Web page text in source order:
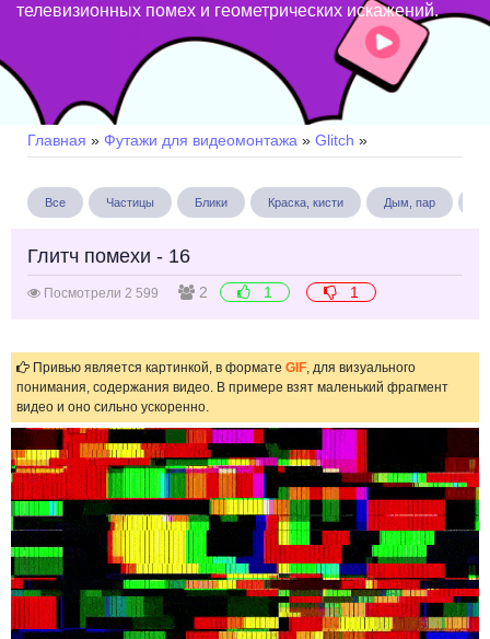
телевизионных помех и геометрических искажений.
Главная » Футажи для видеомонтажа » Glitch »
Все Частицы Блики Краска, кисти Дым, пар
Глитч помехи - 16
Посмотрели 2 599 2 1 1
Привью является картинкой, в формате GIF, для визуального
понимания, содержания видео. В примере взят маленький фрагмент
видео и оно сильно ускоренно.